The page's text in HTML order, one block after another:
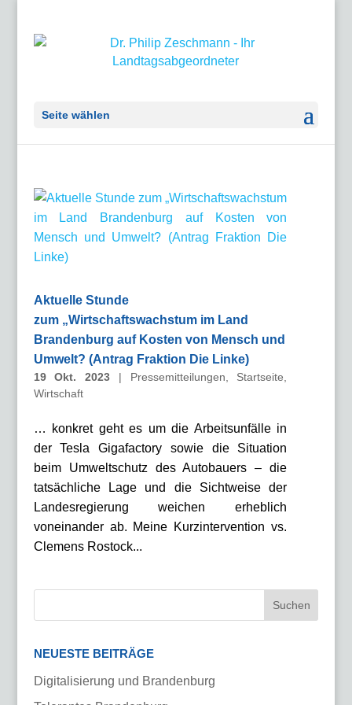
Seite wählen
Aktuelle Stunde
zum „Wirtschaftswachstum im Land
Brandenburg auf Kosten von Mensch und
Umwelt? (Antrag Fraktion Die Linke)
19 Okt. 2023 | Pressemitteilungen Startseite
Wirtschaft
… konkret geht es um die Arbeitsunfälle in
der Tesla Gigafactory sowie die Situation
beim Umweltschutz des Autobauers – die
tatsächliche Lage und die Sichtweise der
Landesregierung weichen erheblich
voneinander ab. Meine Kurzintervention vs.
Clemens Rostock...
NEUESTE BEITRÄGE
Digitalisierung und Brandenburg